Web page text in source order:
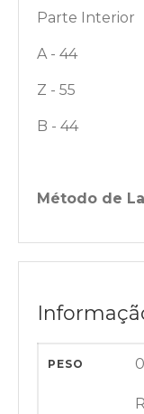
Parte Interior
A - 44
Z - 55
B - 44
Método de
PESO